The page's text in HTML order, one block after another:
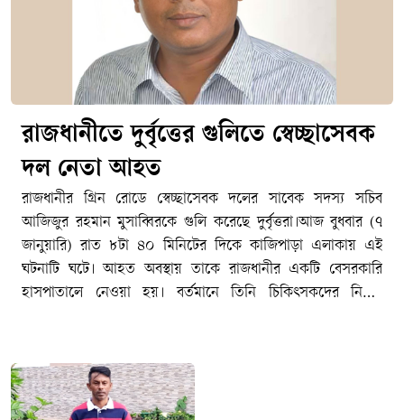
রাজধানীতে দুর্বৃত্তের গুলিতে স্বেচ্ছাসেবক
দল নেতা আহত
রাজধানীর গ্রিন রোডে স্বেচ্ছাসেবক দলের সাবেক সদস্য সচিব
আজিজুর রহমান মুসাব্বিরকে গুলি করেছে দুর্বৃত্তরা।আজ বুধবার (৭
জানুয়ারি) রাত ৮টা ৪০ মিনিটের দিকে কাজিপাড়া এলাকায় এই
ঘটনাটি ঘটে। আহত অবস্থায় তাকে রাজধানীর একটি বেসরকারি
হাসপাতালে নেওয়া হয়। বর্তমানে তিনি চিকিৎসকদের নিবিড়
ফার্মগেটে স্টার হোটেলের সামনে ৫ রাউন্ড গুলি করা হয় মুসাব্বিরকে।
পরে উদ্ধার করে ওই হাসপাতালে নেওয়া হয়। এরপর অপর একটি
হাসপাতাল হয়ে গুলিবিদ্ধ মুসাব্বিরকে ঢাকা মেডিকেল কলেজ